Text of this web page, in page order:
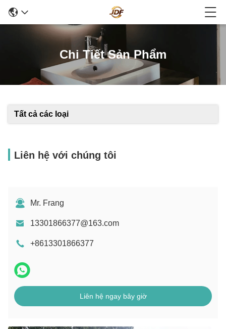
Chi Tiết Sản Phẩm
Tất cả các loại
Liên hệ với chúng tôi
Mr. Frang
13301866377@163.com
+8613301866377
Liên hệ ngay bây giờ